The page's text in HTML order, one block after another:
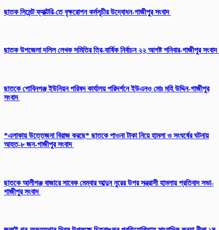
ছাতক সিমেন্ট ফ্যাক্টরি-তে বৃক্ষরোপন কর্মসূচীর উদ্বোধন-গাজীপুর সংবাদ
ছাতক উপজেলা দলিল লেখক সমিতির ত্রি-বার্ষিক নির্বাচন ২২ আগষ্ট শনিবার-গাজীপুর সংবাদ
ছাতকে গোবিনগঞ্জ ইউনিয়ন পরিষদ কার্যালয় পরিদর্শনে ইউএনও মোঃ মহি উদ্দিন-গাজীপুর
সংবাদ
*এলাকায় উত্তেজনা বিরাজ করছে* ছাতকে পাওনা টাকা নিয়ে হামলা ও সংঘর্ষের ঘটনায়
আহত-৮ জন-গাজীপুর সংবাদ
ছাতকে আলীগঞ্জ বাজারে সাবেক মেম্বার আব্দুন নুরের উপর সন্ত্রাসী হামলায় প্রতিবাদ সভা-
গাজীপুর সংবাদ